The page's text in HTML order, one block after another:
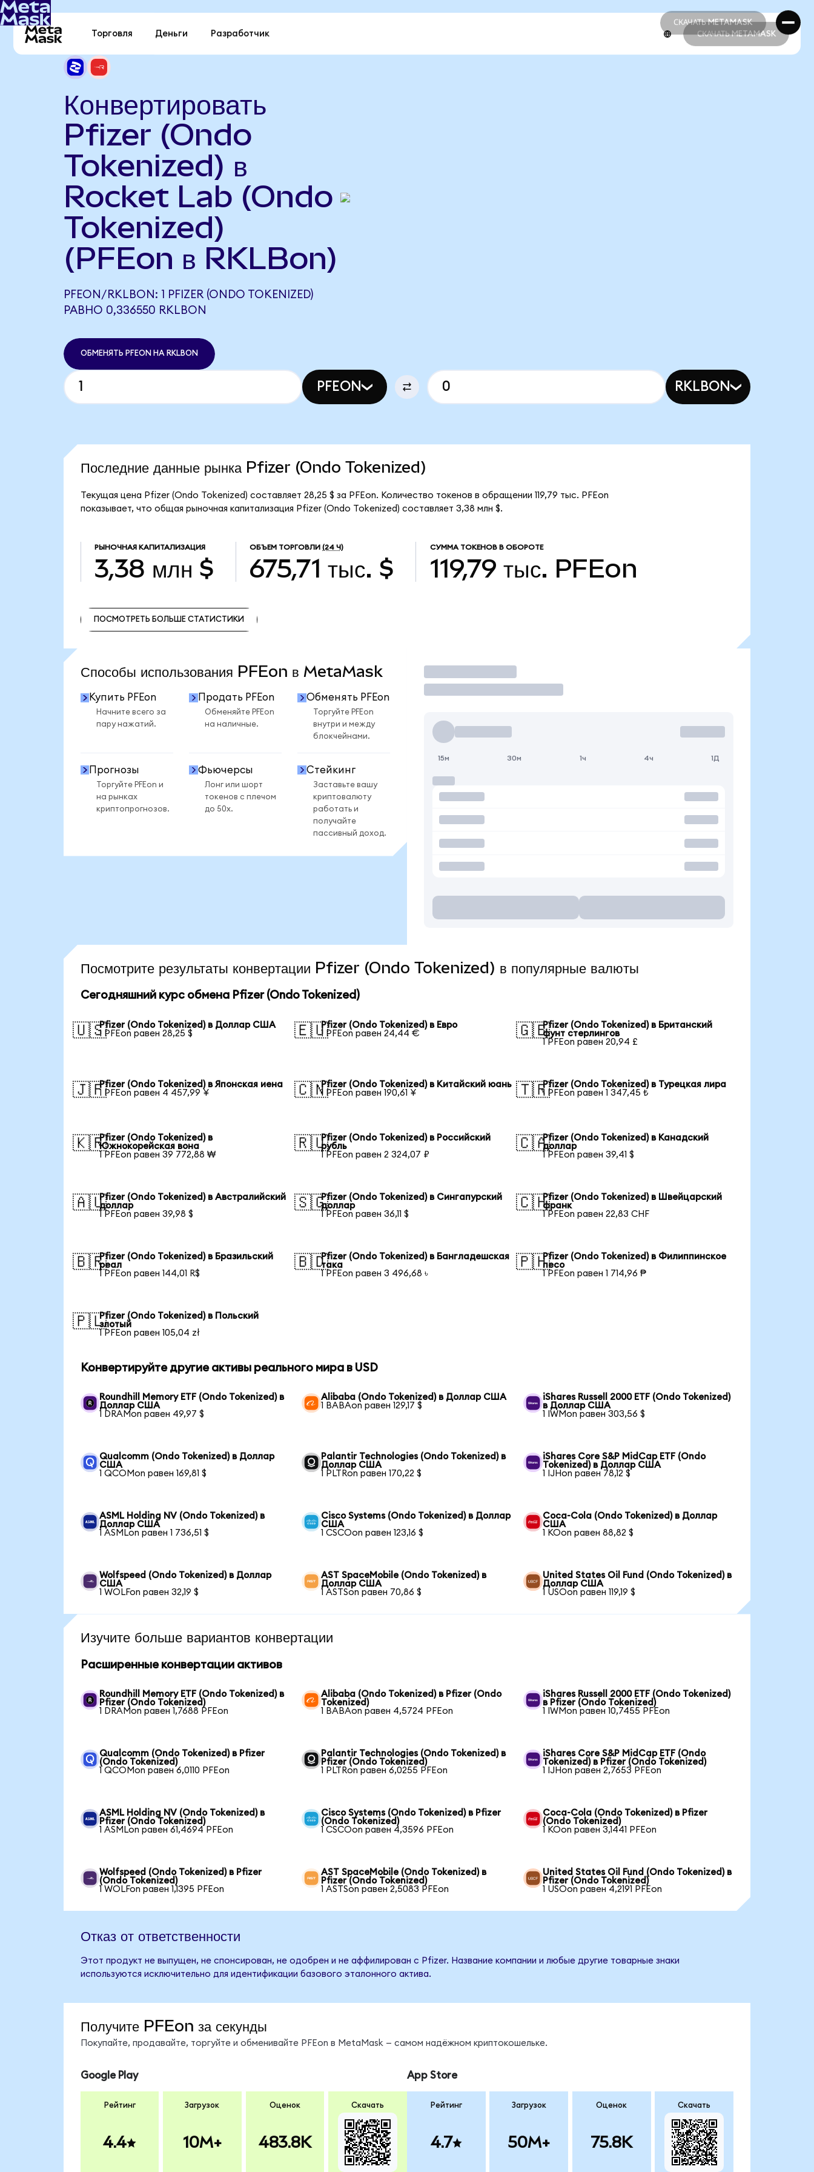
СКАЧАТЬ METAMASK
СКАЧАТЬ METAMASK
Торговля Деньги Разработчик СКАЧАТЬ METAMASK
Конвертировать
Pfizer (Ondo
Tokenized) в
Rocket Lab (Ondo
Tokenized)
(PFEon в RKLBon)
PFEON/RKLBON: 1 PFIZER (ONDO TOKENIZED)
РАВНО 0,336550 RKLBON
ОБМЕНЯТЬ PFEON НА RKLBON
PFEON RKLBON
Последние данные рынка Pfizer (Ondo Tokenized)
Текущая цена Pfizer (Ondo Tokenized) составляет 28,25 $ за PFEon. Количество токенов в обращении 119,79 тыс. PFEon
показывает, что общая рыночная капитализация Pfizer (Ondo Tokenized) составляет 3,38 млн $.
РЫНОЧНАЯ КАПИТАЛИЗАЦИЯ
3,38 млн $
ОБЪЕМ ТОРГОВЛИ (24 Ч)
675,71 тыс. $
СУММА ТОКЕНОВ В ОБОРОТЕ
119,79 тыс. PFEon
ПОСМОТРЕТЬ БОЛЬШЕ СТАТИСТИКИ
Способы использования PFEon в MetaMask
Купить PFEon
Начните всего за
пару нажатий.
Продать PFEon
Обменяйте PFEon
на наличные.
Обменять PFEon
Торгуйте PFEon
внутри и между
блокчейнами.
Прогнозы
Торгуйте PFEon и
на рынках
криптопрогнозов.
Фьючерсы
Лонг или шорт
токенов с плечом
до 50x.
Стейкинг
Заставьте вашу
криптовалюту
работать и
получайте
пассивный доход.
Торговать
15м 30м 1ч 4ч 1Д
Посмотрите результаты конвертации Pfizer (Ondo Tokenized) в популярные валюты
Сегодняшний курс обмена Pfizer (Ondo Tokenized)
🇺🇸Pfizer (Ondo Tokenized) в Доллар США
1 PFEon равен 28,25 $
🇪🇺Pfizer (Ondo Tokenized) в Евро
1 PFEon равен 24,44 €
🇬🇧Pfizer (Ondo Tokenized) в Британский
фунт стерлингов
1 PFEon равен 20,94 £
🇯🇵Pfizer (Ondo Tokenized) в Японская иена
1 PFEon равен 4 457,99 ¥
🇨🇳Pfizer (Ondo Tokenized) в Китайский юань
1 PFEon равен 190,61 ¥
🇹🇷Pfizer (Ondo Tokenized) в Турецкая лира
1 PFEon равен 1 347,45 ₺
🇰🇷Pfizer (Ondo Tokenized) в
Южнокорейская вона
1 PFEon равен 39 772,88 ₩
🇷🇺Pfizer (Ondo Tokenized) в Российский
рубль
1 PFEon равен 2 324,07 ₽
🇨🇦Pfizer (Ondo Tokenized) в Канадский
доллар
1 PFEon равен 39,41 $
🇦🇺Pfizer (Ondo Tokenized) в Австралийский
доллар
1 PFEon равен 39,98 $
🇸🇬Pfizer (Ondo Tokenized) в Сингапурский
доллар
1 PFEon равен 36,11 $
🇨🇭Pfizer (Ondo Tokenized) в Швейцарский
франк
1 PFEon равен 22,83 CHF
🇧🇷Pfizer (Ondo Tokenized) в Бразильский
реал
1 PFEon равен 144,01 R$
🇧🇩Pfizer (Ondo Tokenized) в Бангладешская
така
1 PFEon равен 3 496,68 ৳
🇵🇭Pfizer (Ondo Tokenized) в Филиппинское
песо
1 PFEon равен 1 714,96 ₱
🇵🇱Pfizer (Ondo Tokenized) в Польский
злотый
1 PFEon равен 105,04 zł
Конвертируйте другие активы реального мира в USD
Roundhill Memory ETF (Ondo Tokenized) в
Доллар США
1 DRAMon равен 49,97 $
Alibaba (Ondo Tokenized) в Доллар США
1 BABAon равен 129,17 $
iShares Russell 2000 ETF (Ondo Tokenized)
в Доллар США
1 IWMon равен 303,56 $
Qualcomm (Ondo Tokenized) в Доллар
США
1 QCOMon равен 169,81 $
Palantir Technologies (Ondo Tokenized) в
Доллар США
1 PLTRon равен 170,22 $
iShares Core S&P MidCap ETF (Ondo
Tokenized) в Доллар США
1 IJHon равен 78,12 $
ASML Holding NV (Ondo Tokenized) в
Доллар США
1 ASMLon равен 1 736,51 $
Cisco Systems (Ondo Tokenized) в Доллар
США
1 CSCOon равен 123,16 $
Coca-Cola (Ondo Tokenized) в Доллар
США
1 KOon равен 88,82 $
Wolfspeed (Ondo Tokenized) в Доллар
США
1 WOLFon равен 32,19 $
AST SpaceMobile (Ondo Tokenized) в
Доллар США
1 ASTSon равен 70,86 $
United States Oil Fund (Ondo Tokenized) в
Доллар США
1 USOon равен 119,19 $
Изучите больше вариантов конвертации
Расширенные конвертации активов
Roundhill Memory ETF (Ondo Tokenized) в
Pfizer (Ondo Tokenized)
1 DRAMon равен 1,7688 PFEon
Alibaba (Ondo Tokenized) в Pfizer (Ondo
Tokenized)
1 BABAon равен 4,5724 PFEon
iShares Russell 2000 ETF (Ondo Tokenized)
в Pfizer (Ondo Tokenized)
1 IWMon равен 10,7455 PFEon
Qualcomm (Ondo Tokenized) в Pfizer
(Ondo Tokenized)
1 QCOMon равен 6,0110 PFEon
Palantir Technologies (Ondo Tokenized) в
Pfizer (Ondo Tokenized)
1 PLTRon равен 6,0255 PFEon
iShares Core S&P MidCap ETF (Ondo
Tokenized) в Pfizer (Ondo Tokenized)
1 IJHon равен 2,7653 PFEon
ASML Holding NV (Ondo Tokenized) в
Pfizer (Ondo Tokenized)
1 ASMLon равен 61,4694 PFEon
Cisco Systems (Ondo Tokenized) в Pfizer
(Ondo Tokenized)
1 CSCOon равен 4,3596 PFEon
Coca-Cola (Ondo Tokenized) в Pfizer
(Ondo Tokenized)
1 KOon равен 3,1441 PFEon
Wolfspeed (Ondo Tokenized) в Pfizer
(Ondo Tokenized)
1 WOLFon равен 1,1395 PFEon
AST SpaceMobile (Ondo Tokenized) в
Pfizer (Ondo Tokenized)
1 ASTSon равен 2,5083 PFEon
United States Oil Fund (Ondo Tokenized) в
Pfizer (Ondo Tokenized)
1 USOon равен 4,2191 PFEon
Отказ от ответственности
Этот продукт не выпущен, не спонсирован, не одобрен и не аффилирован с Pfizer. Название компании и любые другие товарные знаки
используются исключительно для идентификации базового эталонного актива.
Получите PFEon за секунды
Покупайте, продавайте, торгуйте и обменивайте PFEon в MetaMask — самом надёжном криптокошельке.
Google Play
Рейтинг
4.4
Загрузок
10M+
Оценок
483.8K
Скачать
App Store
Рейтинг
4.7
Загрузок
50M+
Оценок
75.8K
Скачать